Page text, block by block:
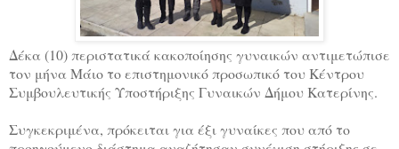
Δέκα (10) περιστατικά κακοποίησης γυναικών αντιμετώπισε
τον μήνα Μάιο το επιστημονικό προσωπικό του Κέντρου
Συμβουλευτικής Υποστήριξης Γυναικών Δήμου Κατερίνης.
Συγκεκριμένα, πρόκειται για έξι γυναίκες που από το